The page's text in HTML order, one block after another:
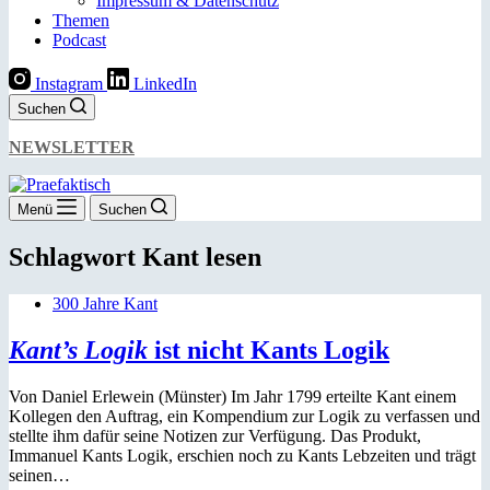
Themen
Podcast
Instagram LinkedIn
Suchen
NEWSLETTER
Menü Suchen
Schlagwort Kant lesen
300 Jahre Kant
Kant’s Logik ist nicht Kants Logik
Von Daniel Erlewein (Münster) Im Jahr 1799 erteilte Kant einem
Kollegen den Auftrag, ein Kompendium zur Logik zu verfassen und
stellte ihm dafür seine Notizen zur Verfügung. Das Produkt,
Immanuel Kants Logik, erschien noch zu Kants Lebzeiten und trägt
seinen…